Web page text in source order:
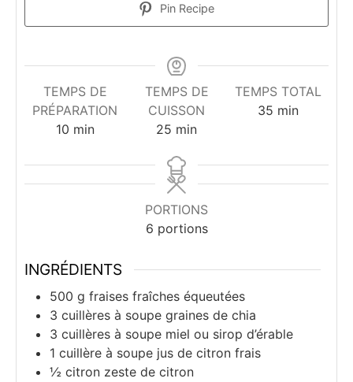
Pin Recipe
TEMPS DE
PRÉPARATION
10minutes
min
TEMPS DE
CUISSON
25 minutes
min
TEMPS TOTAL
35minutes
min
PORTIONS
6 portions
INGRÉDIENTS
500 g fraises fraîches équeutées
3 cuillères à soupe graines de chia
3 cuillères à soupe miel ou sirop d’érable
1 cuillère à soupe jus de citron frais
½ citron zeste de citron